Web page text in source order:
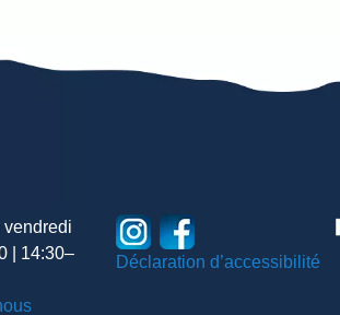
vendredi
| 14:30–
Déclaration d’accessibilité